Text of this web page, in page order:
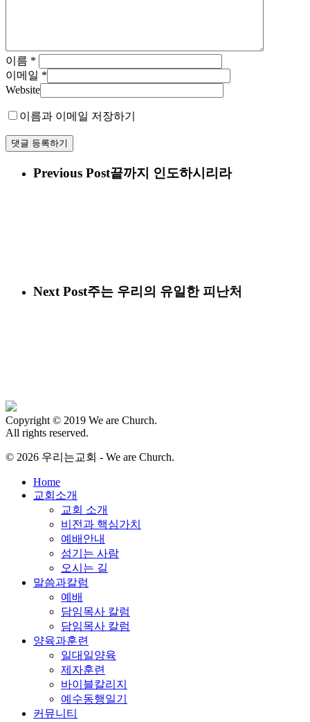
이름 *
이메일 *
Website
이름과 이메일 저장하기
Previous Post끝까지 인도하시리라
Next Post주는 우리의 유일한 피난처
Copyright © 2019 We are Church.
All rights reserved.
© 2026 우리는교회 - We are Church.
Close
Menu
Home
교회소개
교회 소개
비전과 핵심가치
예배안내
섬기는 사람
오시는 길
말씀과칼럼
예배
담임목사 칼럼
담임목사 칼럼
양육과훈련
일대일양육
제자훈련
바이블칼리지
예수동행일기
커뮤니티